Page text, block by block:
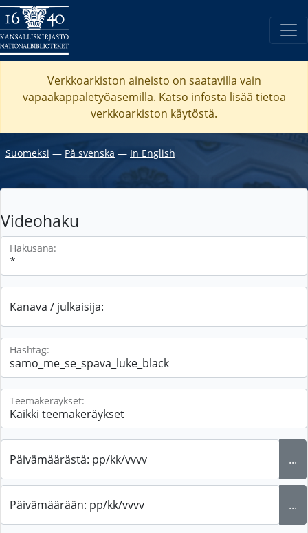
Verkkoarkiston aineisto on saatavilla vain
vapaakappaletyöasemilla. Katso infosta lisää tietoa
verkkoarkiston käytöstä.
Suomeksi ― På svenska ― In English
Videohaku
Hakusana:
Kanava / julkaisija:
Hashtag:
Teemakeräykset:
Päivämäärästä: pp/kk/vvvv ...
Päivämäärään: pp/kk/vvvv ...